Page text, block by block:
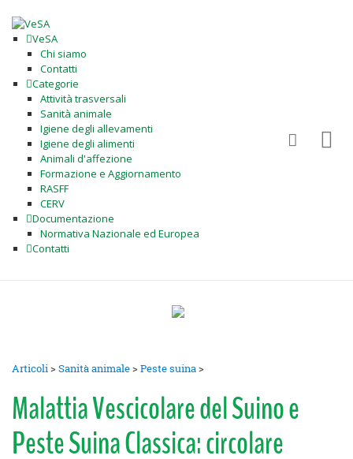
VeSA
Chi siamo
Contatti
Categorie
Attività trasversali
Sanità animale
Igiene degli allevamenti
Igiene degli alimenti
Animali d'affezione
Formazione e Aggiornamento
RASFF
CERV
Documentazione
Normativa Nazionale ed Europea
Contatti
Articoli>Sanità animale>Peste suina>
Malattia Vescicolare del Suino e
Peste Suina Classica: circolare